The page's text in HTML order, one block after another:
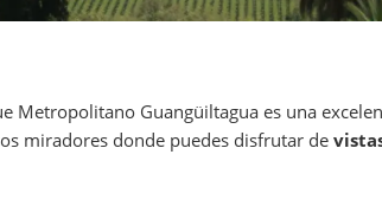
Metropolitano Guangüiltagua es una
miradores donde puedes disfrutar de